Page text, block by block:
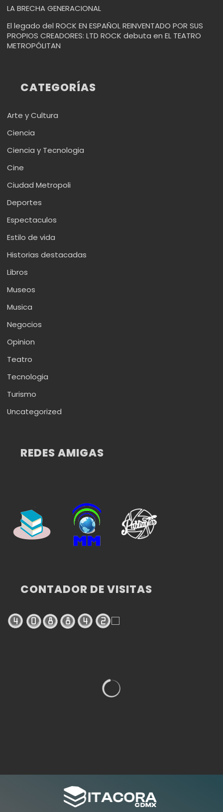
LA BRECHA GENERACIONAL
El legado del ROCK EN ESPAÑOL REINVENTADO POR SUS
PROPIOS CREADORES: LTD ROCK debuta en EL TEATRO
METROPÓLITAN
CATEGORÍAS
Arte y Cultura
Ciencia
Ciencia y Tecnologia
Cine
Ciudad Metropoli
Deportes
Espectaculos
Estilo de vida
Historias destacadas
Libros
Museos
Musica
Negocios
Opinion
Teatro
Tecnologia
Turismo
Uncategorized
REDES AMIGAS
CONTADOR DE VISITAS